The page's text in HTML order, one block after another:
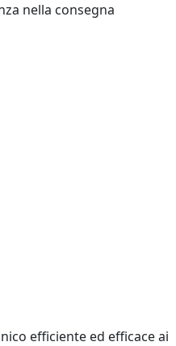
nella consegna
efficiente ed efficace ai